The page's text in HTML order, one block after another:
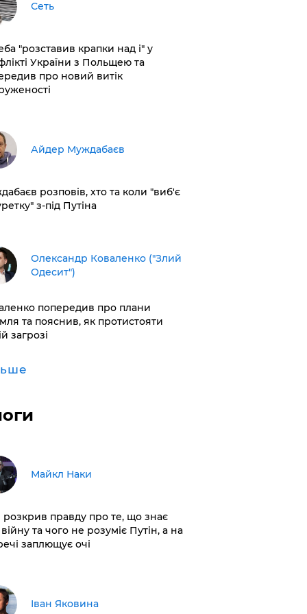
Сеть
"розставив крапки над і" у
України з Польщею та
про новий витік
Айдер Муждабаєв
розповів, хто та коли "виб'є
з-під Путіна
Олександр Коваленко ("Злий
Одесит")
попередив про плани
та пояснив, як протистояти
загрозі
Майкл Наки
розкрив правду про те, що знає
та чого не розуміє Путін, а на
заплющує очі
Іван Яковина